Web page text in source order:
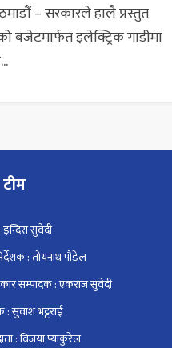
– सरकारले हालै प्रस्तुत
बजेटमार्फत इलेक्ट्रिक गाडीमा
टीम
सुवेदी
: तोयनाथ पौडेल
सम्पादक : एकराज सुवेदी
: सुवाश भट्टराई
: विजया प्याकुरेल